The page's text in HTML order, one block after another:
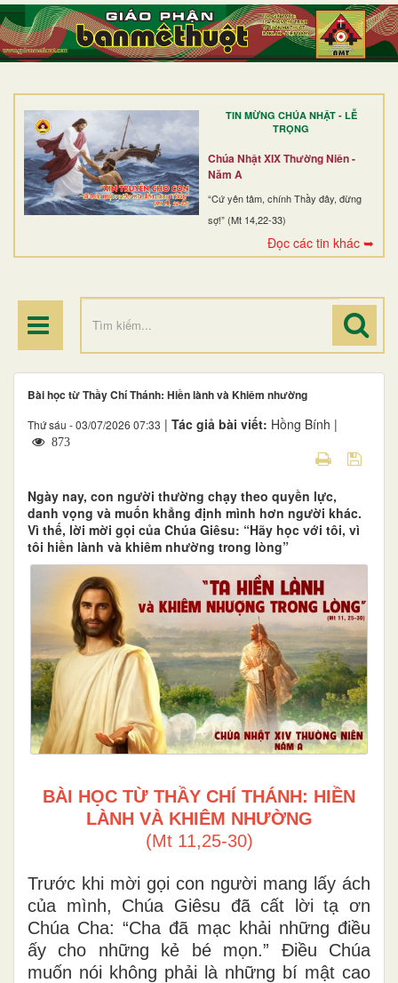
TIN MỪNG CHÚA NHẬT - LỄ
TRỌNG
Chúa Nhật XIX Thường Niên -
Năm A
“Cứ yên tâm, chính Thầy đây, đừng
sợ!” (Mt 14,22-33)
Đọc các tin khác ➥
TRANG NHẤT
GIỚI THIỆU
DÒNG TU
BAN MỤC VỤ
ĐOÀN THỂ CG
ĐIỂM HÀNH HƯƠNG
Bài học từ Thầy Chí Thánh: Hiền lành và Khiêm nhường
Thứ sáu - 03/07/2026 07:33 | Tác giả bài viết: Hồng Bính |
873
Ngày nay, con người thường chạy theo quyền lực,
danh vọng và muốn khẳng định mình hơn người khác.
Vì thế, lời mời gọi của Chúa Giêsu: “Hãy học với tôi, vì
tôi hiền lành và khiêm nhường trong lòng”
BÀI HỌC TỪ THẦY CHÍ THÁNH: HIỀN
LÀNH VÀ KHIÊM NHƯỜNG
(Mt 11,25-30)
Trước khi mời gọi con người mang lấy ách
của mình, Chúa Giêsu đã cất lời tạ ơn
Chúa Cha: “Cha đã mạc khải những điều
ấy cho những kẻ bé mọn.” Điều Chúa
muốn nói không phải là những bí mật cao